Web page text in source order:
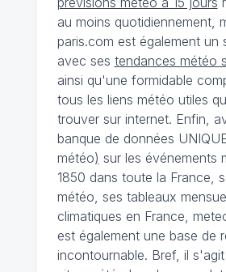
au moins quotidiennement,
paris.com est également un
avec ses tendances météo
ainsi qu'une formidable
tous les liens météo utiles
trouver sur internet. Enfin,
banque de données
météo) sur les événements
1850 dans toute la France,
météo, ses tableaux
climatiques en France,
est également une base de
incontournable. Bref, il